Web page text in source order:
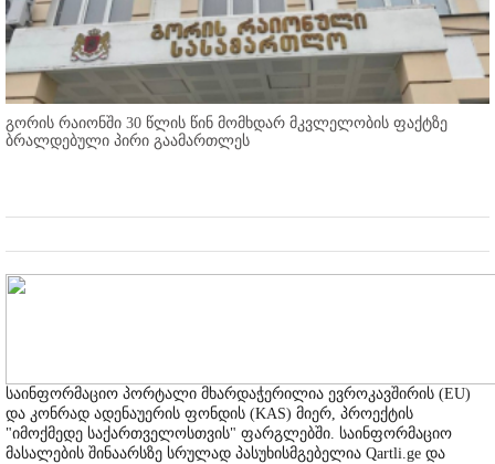
გორის რაიონში 30 წლის წინ მომხდარ მკვლელობის ფაქტზე
ბრალდებული პირი გაამართლეს
საინფორმაციო პორტალი მხარდაჭერილია ევროკავშირის (EU)
და კონრად ადენაუერის ფონდის (KAS) მიერ, პროექტის
"იმოქმედე საქართველოსთვის" ფარგლებში. საინფორმაციო
მასალების შინაარსზე სრულად პასუხისმგებელია Qartli.ge და